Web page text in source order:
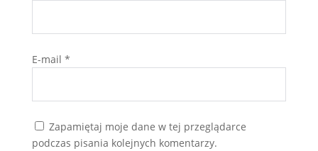
E-mail *
Zapamiętaj moje dane w tej przeglądarce
podczas pisania kolejnych komentarzy.